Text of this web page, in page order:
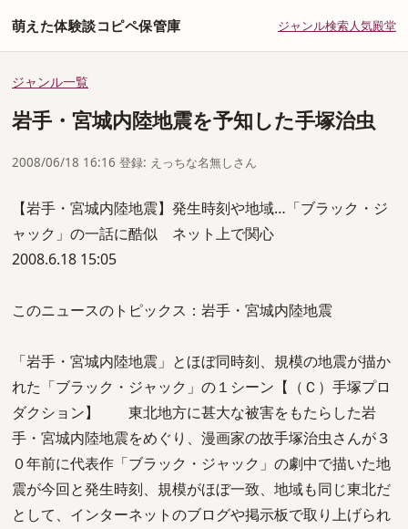
萌えた体験談コピペ保管庫 ジャンル検索人気殿堂
ジャンル一覧
岩手・宮城内陸地震を予知した手塚治虫
2008/06/18 16:16 登録: えっちな名無しさん
【岩手・宮城内陸地震】発生時刻や地域…「ブラック・ジ
ャック」の一話に酷似 ネット上で関心
2008.6.18 15:05
このニュースのトピックス：岩手・宮城内陸地震
「岩手・宮城内陸地震」とほぼ同時刻、規模の地震が描か
れた「ブラック・ジャック」の１シーン【（Ｃ）手塚プロ
ダクション】 東北地方に甚大な被害をもたらした岩
手・宮城内陸地震をめぐり、漫画家の故手塚治虫さんが３
０年前に代表作「ブラック・ジャック」の劇中で描いた地
震が今回と発生時刻、規模がほぼ一致、地域も同じ東北だ
として、インターネットのブログや掲示板で取り上げられ